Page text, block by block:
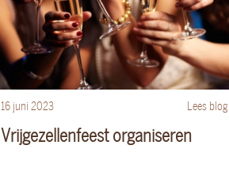
Lees blog
16 juni 2023
Vrijgezellenfeest organiseren